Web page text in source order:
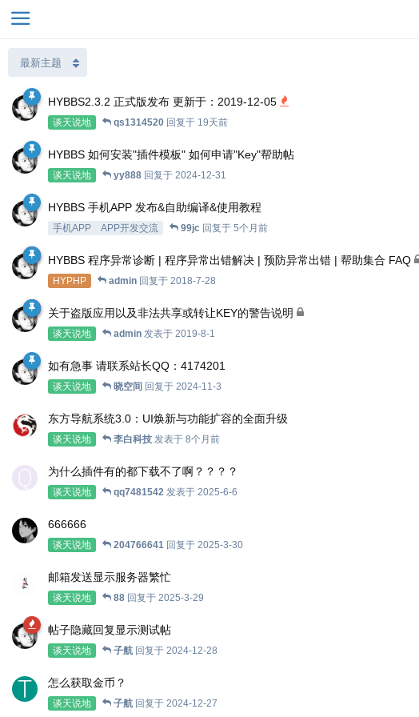
HYBBS2.3.2 正式版发布 更新于：2019-12-05
谈天说地 qs1314520 回复于 19天前
HYBBS 如何安装"插件模板" 如何申请"Key"帮助帖
谈天说地 yy888 回复于 2024-12-31
HYBBS 手机APP 发布&自助编译&使用教程
手机APP APP开发交流 99jc 回复于 5个月前
HYBBS 程序异常诊断 | 程序异常出错解决 | 预防异常出错 | 帮助集合 FAQ
HYPHP admin 回复于 2018-7-28
关于盗版应用以及非法共享或转让KEY的警告说明
谈天说地 admin 发表于 2019-8-1
如有急事 请联系站长QQ：4174201
谈天说地 晓空间 回复于 2024-11-3
东方导航系统3.0：UI焕新与功能扩容的全面升级
谈天说地 李白科技 发表于 8个月前
为什么插件有的都下载不了啊？？？？
谈天说地 qq7481542 发表于 2025-6-6
666666
谈天说地 204766641 回复于 2025-3-30
邮箱发送显示服务器繁忙
谈天说地 88 回复于 2025-3-29
帖子隐藏回复显示测试帖
谈天说地 子航 回复于 2024-12-28
怎么获取金币？
谈天说地 子航 回复于 2024-12-27